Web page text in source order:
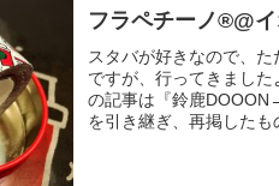
フラペチーノ®@
スタバが好きなので、
ですが、行ってきまし
の記事は『鈴鹿
を引き継ぎ、再掲したも